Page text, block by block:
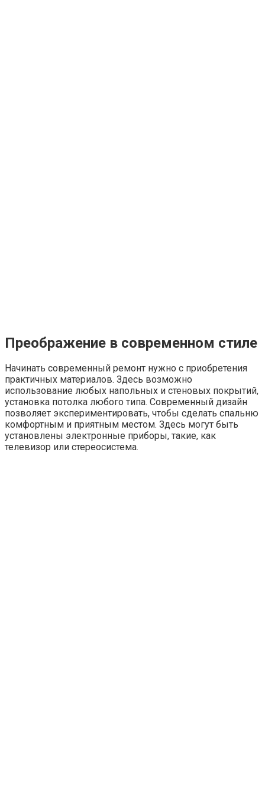
Преображение в современном стиле
Начинать современный ремонт нужно с приобретения
практичных материалов. Здесь возможно
использование любых напольных и стеновых покрытий,
установка потолка любого типа. Современный дизайн
позволяет экспериментировать, чтобы сделать спальню
комфортным и приятным местом. Здесь могут быть
установлены электронные приборы, такие, как
телевизор или стереосистема.